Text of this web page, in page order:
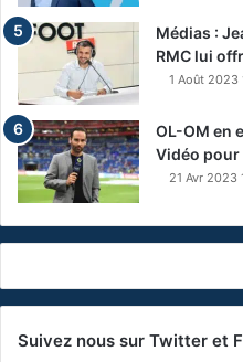
Médias :
RMC lui
1 Août 2023
OL-OM en
Vidéo pour
21 Avr 2023
Suivez nous sur Twitter et